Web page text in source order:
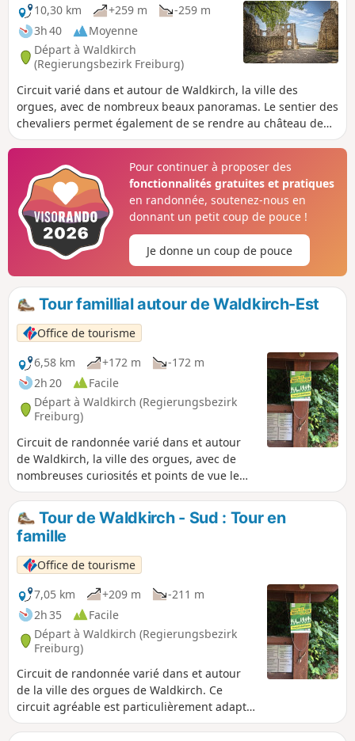
10,30 km
+259 m
-259 m
3h 40
Moyenne
Départ à Waldkirch
(Regierungsbezirk Freiburg)
Circuit varié dans et autour de Waldkirch, la ville des
orgues, avec de nombreux beaux panoramas. Le sentier des
chevaliers permet également de se rendre au château de
Kastelburg.
Pour continuer à proposer des
fonctionnalités gratuites et pratiques
en randonnée, soutenez-nous en
donnant un petit coup de pouce !
Je donne un coup de pouce
Tour famillial autour de Waldkirch-Est
Office de tourisme
6,58 km
+172 m
-172 m
2h 20
Facile
Départ à Waldkirch (Regierungsbezirk
Freiburg)
Circuit de randonnée varié dans et autour
de Waldkirch, la ville des orgues, avec de
nombreuses curiosités et points de vue le
long du chemin. Variante plus courte pour
les familles.
Tour de Waldkirch - Sud : Tour en
famille
Office de tourisme
7,05 km
+209 m
-211 m
2h 35
Facile
Départ à Waldkirch (Regierungsbezirk
Freiburg)
Circuit de randonnée varié dans et autour
de la ville des orgues de Waldkirch. Ce
circuit agréable est particulièrement adapté
aux familles avec enfants. Les enfants y